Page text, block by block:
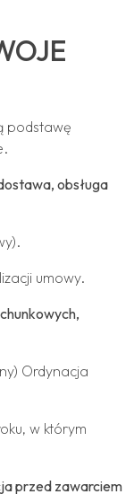
podstawę
obsługa
umowy.
Ordynacja
w którym
przed zawarciem